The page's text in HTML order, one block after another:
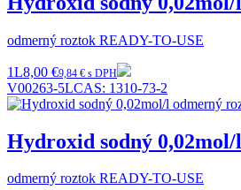
odmerný roztok READY-TO-USE
1L8,00 €9,84 € s DPH
V00263-5LCAS: 1310-73-2
Hydroxid sodný 0,02mol/l
odmerný roztok READY-TO-USE